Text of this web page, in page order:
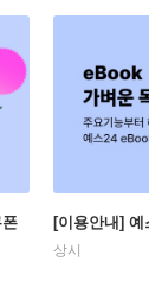
[이용안내] 예
상시